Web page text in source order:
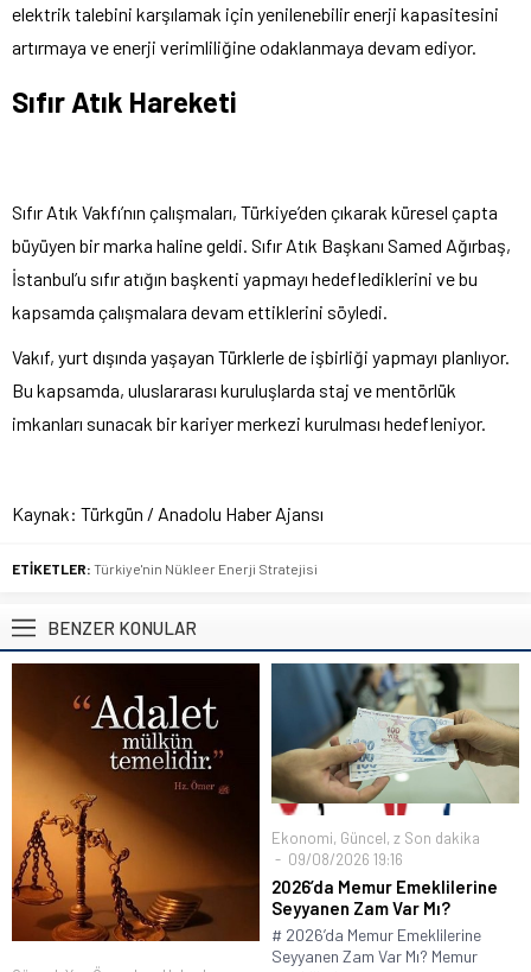
elektrik talebini karşılamak için yenilenebilir enerji kapasitesini
artırmaya ve enerji verimliliğine odaklanmaya devam ediyor.
Sıfır Atık Hareketi
Sıfır Atık Vakfı’nın çalışmaları, Türkiye’den çıkarak küresel çapta
büyüyen bir marka haline geldi. Sıfır Atık Başkanı Samed Ağırbaş,
İstanbul’u sıfır atığın başkenti yapmayı hedeflediklerini ve bu
kapsamda çalışmalara devam ettiklerini söyledi.
Vakıf, yurt dışında yaşayan Türklerle de işbirliği yapmayı planlıyor.
Bu kapsamda, uluslararası kuruluşlarda staj ve mentörlük
imkanları sunacak bir kariyer merkezi kurulması hedefleniyor.
Kaynak: Türkgün / Anadolu Haber Ajansı
ETİKETLER: Türkiye'nin Nükleer Enerji Stratejisi
BENZER KONULAR
Ekonomi, Güncel, z Son dakika
09/08/2026 19:16
2026’da Memur Emeklilerine
Seyyanen Zam Var Mı?
# 2026’da Memur Emeklilerine
Seyyanen Zam Var Mı? Memur